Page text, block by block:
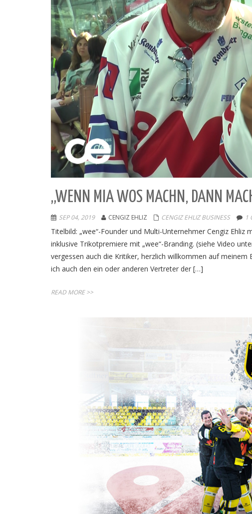
„WENN MIA WOS MACHN, DANN
SEP 04, 2019 CENGIZ EHLIZ CENGIZ EHLIZ BUSINESS 1
Titelbild: „wee“-Founder und Multi-Unternehmer Cengiz
inklusive Trikotpremiere mit „wee“-Branding. (siehe Video
vergessen auch die Kritiker, herzlich willkommen auf
ich auch den ein oder anderen Vertreter der […]
READ MORE >>